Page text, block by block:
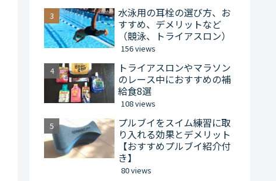
水泳用の耳栓の選び方、お
すすめ、デメリットなど
（競泳、トライアスロン）
156 views
トライアスロンやマラソン
のレース中におすすめの補
給食8選
108 views
プルブイをスイム練習に取
り入れる効果とデメリット
【おすすめプルブイ紹介付
き】
80 views